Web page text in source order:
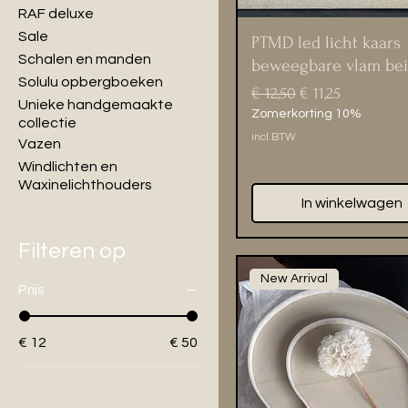
RAF deluxe
Sale
Schalen en manden
Solulu opbergboeken
Unieke handgemaakte
collectie
Vazen
Windlichten en
Waxinelichthouders
Filteren op
Prijs
€ 12 € 50
PTMD led licht kaars
beweegbare vlam
Normale prijs
€ 12,50 Verkoopprijs
€ 11,25
Zomerkorting 10%
incl.BTW
In winkelwagen
New Arrival